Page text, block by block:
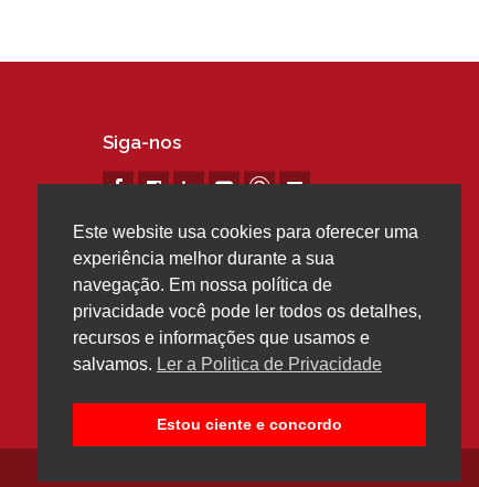
Siga-nos
Este website usa cookies para oferecer uma
experiência melhor durante a sua
navegação. Em nossa política de
privacidade você pode ler todos os detalhes,
recursos e informações que usamos e
salvamos. Ler a Politica de Privacidade
Estou ciente e concordo